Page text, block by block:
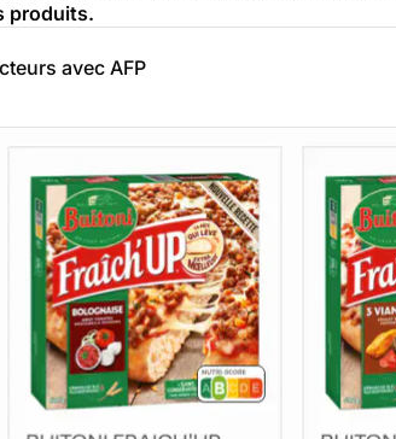
produits.
avec AFP